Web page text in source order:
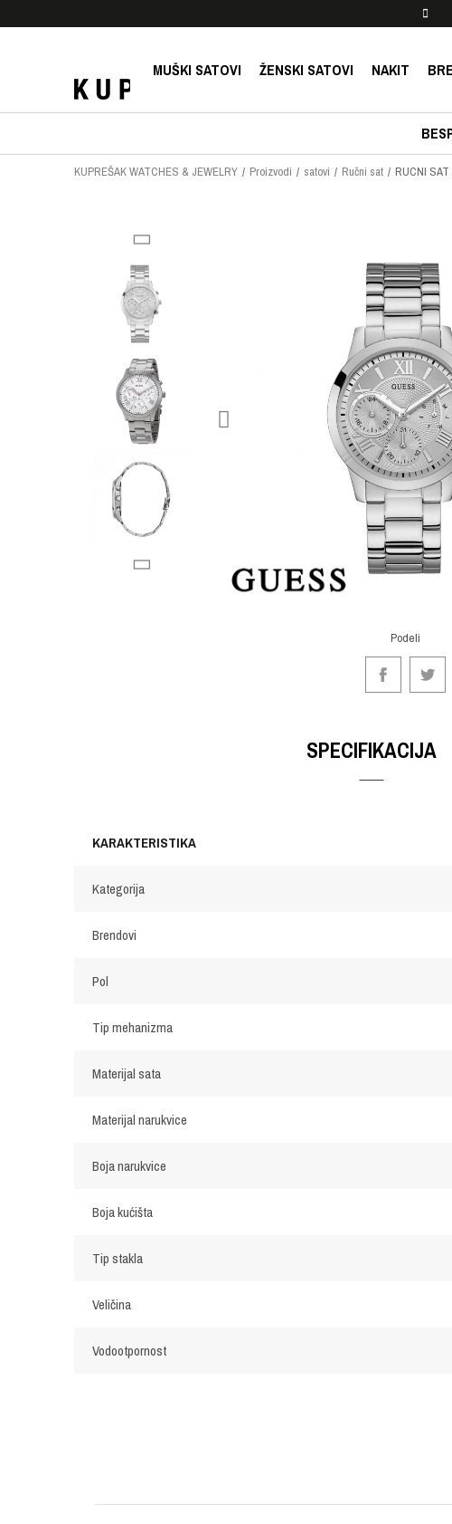
MUŠKI SATOVI ŽENSKI SATOVI NAKIT
KUPREŠAK WATCHES & JEWELRY Proizvodi satovi Ručni sat RUCNI
Podeli
SPECIFIKACIJA
KARAKTERISTIKA
Kategorija
Brendovi
Pol
Tip mehanizma
Materijal sata
Materijal narukvice
Boja narukvice
Boja kućišta
Tip stakla
Veličina
Vodootpornost